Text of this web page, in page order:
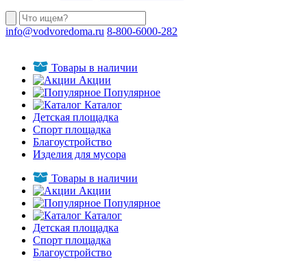
info@vodvoredoma.ru 8-800-6000-282
Товары в наличии
Акции
Популярное
Каталог
Детская площадка
Спорт площадка
Благоустройство
Изделия для мусора
Товары в наличии
Акции
Популярное
Каталог
Детская площадка
Спорт площадка
Благоустройство